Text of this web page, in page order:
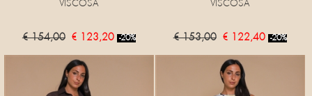
VISCOSA
€ 154,00 € 123,20 -20%
VISCOSA
€ 153,00 € 122,40 -20%